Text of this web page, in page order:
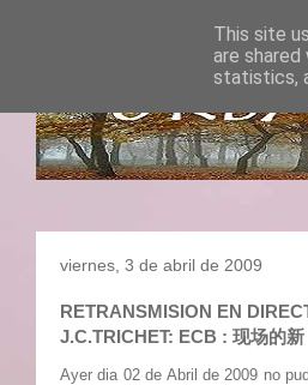
viernes, 3 de abril de 2009
RETRANSMISION EN
J.C.TRICHET: ECB : 现场的新
Ayer dia 02 de Abril de 2009 no
This site
are
statistics,